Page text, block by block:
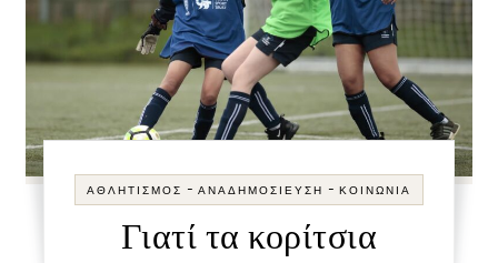
ΑΘΛΗΤΙΣΜΌΣ - ΑΝΑΔΗΜΟΣΊΕΥΣΗ - ΚΟΙΝΩΝΊΑ
Γιατί τα κορίτσια